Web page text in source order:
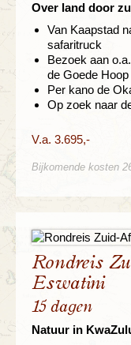
Over land door
Van Kaapstad
safaritruck
Bezoek aan
de Goede Hoop
Per kano de
Op zoek naar
V.a. 3.695,-
Bijkomende kosten
Rondreis
Eswatini
15 dagen
Natuur in